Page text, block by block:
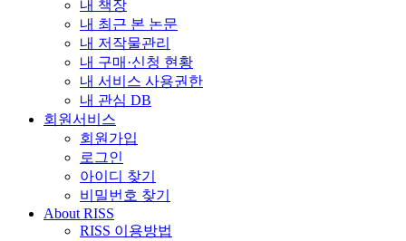
내 책장
내 최근 본 논문
내 저작물관리
내 구매·신청 현황
내 서비스 사용권한
내 관심 DB
회원서비스
회원가입
로그인
아이디 찾기
비밀번호 찾기
About RISS
RISS 이용방법